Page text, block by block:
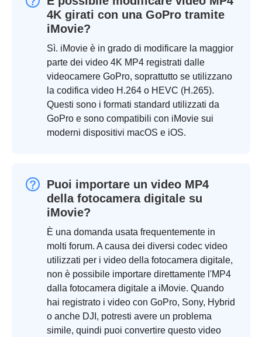
4K girati con una GoPro tramite
iMovie?
Sì. iMovie è in grado di modificare la maggior
parte dei video 4K MP4 registrati dalle
videocamere GoPro, soprattutto se utilizzano
la codifica video H.264 o HEVC (H.265).
Questi sono i formati standard utilizzati da
GoPro e sono compatibili con iMovie sui
moderni dispositivi macOS e iOS.
Puoi importare un video MP4
della fotocamera digitale su
iMovie?
È una domanda usata frequentemente in
molti forum. A causa dei diversi codec video
utilizzati per i video della fotocamera digitale,
non è possibile importare direttamente l'MP4
dalla fotocamera digitale a iMovie. Quando
hai registrato i video con GoPro, Sony, Hybrid
o anche DJI, potresti avere un problema
simile, quindi puoi convertire questo video